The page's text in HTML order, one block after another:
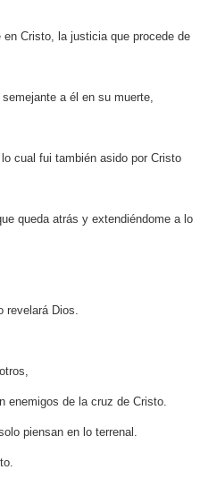
Cristo, la justicia que procede de
a él en su muerte,
cual fui también asido por Cristo
queda atrás y extendiéndome a lo
Dios.
enemigos de la cruz de Cristo.
piensan en lo terrenal.